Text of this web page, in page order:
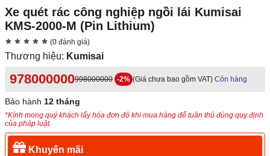
Xe quét rác công nghiệp ngồi lái Kumisai
KMS-2000-M (Pin Lithium)
(0 đánh giá)
Thương hiệu: Kumisai
978000000998000000 -2% (Giá chưa bao gồm VAT) Còn hàng
Bảo hành 12 tháng
*Kính mong quý khách lấy hóa đơn đỏ khi mua hàng để tuân thủ đúng quy định
của pháp luật.
Khuyến mãi